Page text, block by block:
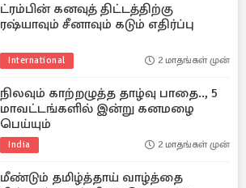
ட்ரம்பின் கனவுத் திட்டத்திற்கு
ரஷ்யாவும் சீனாவும் கடும் எதிர்ப்பு
International 2 மாதங்கள் முன்
நிலவும் காற்றழுத்த தாழ்வு பாதை.., 5
மாவட்டங்களில் இன்று கனமழை
பெய்யும்
India 2 மாதங்கள் முன்
மீண்டும் தமிழ்த்தாய் வாழ்த்தை